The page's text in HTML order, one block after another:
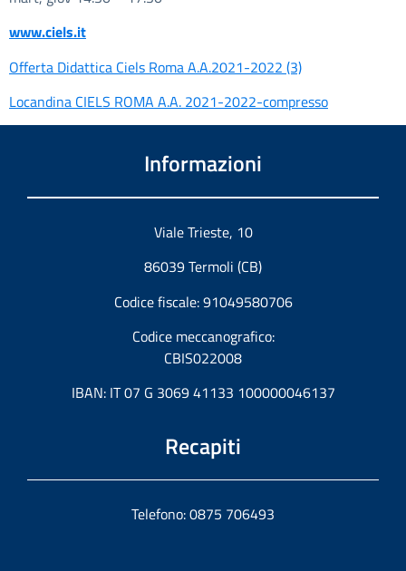
www.ciels.it
Offerta Didattica Ciels Roma A.A.2021-2022 (3)
Locandina CIELS ROMA A.A. 2021-2022-compresso
Informazioni
Viale Trieste, 10
86039 Termoli (CB)
Codice fiscale: 91049580706
Codice meccanografico:
CBIS022008
IBAN: IT 07 G 3069 41133 100000046137
Recapiti
Telefono: 0875 706493